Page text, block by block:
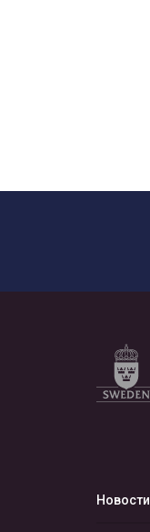
Новости